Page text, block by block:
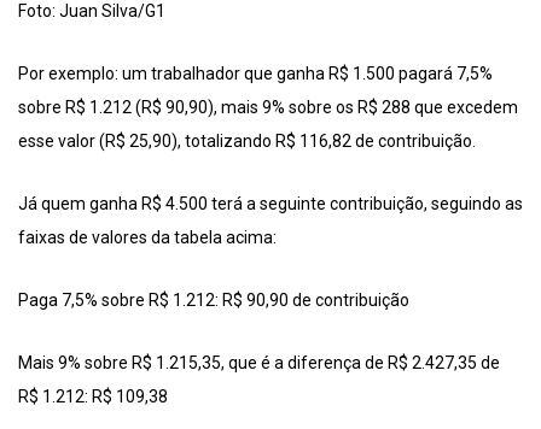
Foto: Juan Silva/G1
Por exemplo: um trabalhador que ganha R$ 1.500 pagará 7,5%
sobre R$ 1.212 (R$ 90,90), mais 9% sobre os R$ 288 que excedem
esse valor (R$ 25,90), totalizando R$ 116,82 de contribuição.
Já quem ganha R$ 4.500 terá a seguinte contribuição, seguindo as
faixas de valores da tabela acima:
Paga 7,5% sobre R$ 1.212: R$ 90,90 de contribuição
Mais 9% sobre R$ 1.215,35, que é a diferença de R$ 2.427,35 de
R$ 1.212: R$ 109,38